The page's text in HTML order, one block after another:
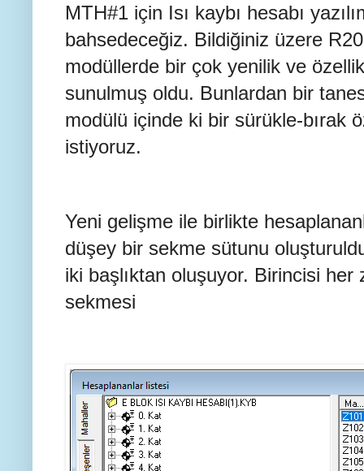
MTH#1 için Isı kaybı hesabı
bahsedeceğiz. Bildiğiniz üzere
modüllerde bir çok yenilik ve
sunulmuş oldu. Bunlardan bir
modülü içinde ki bir sürükle-bırak
istiyoruz.
Yeni gelişme ile birlikte
düşey bir sekme sütunu
iki başlıktan oluşuyor. Birincisi her
sekmesi